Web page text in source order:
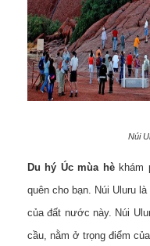
Núi
Du hý Úc mùa hè khám
quên cho bạn. Núi Uluru
của đất nước này. Núi
cầu, nằm ở trọng điểm